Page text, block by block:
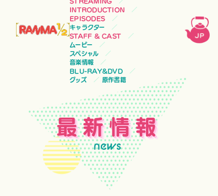
INTRODUCTION
EPISODES
キャラクター
STAFF & CAST
ムービー
スペシャル
音楽情報
BLU-RAY&DVD
グッズ
原作書籍
最新情報
news